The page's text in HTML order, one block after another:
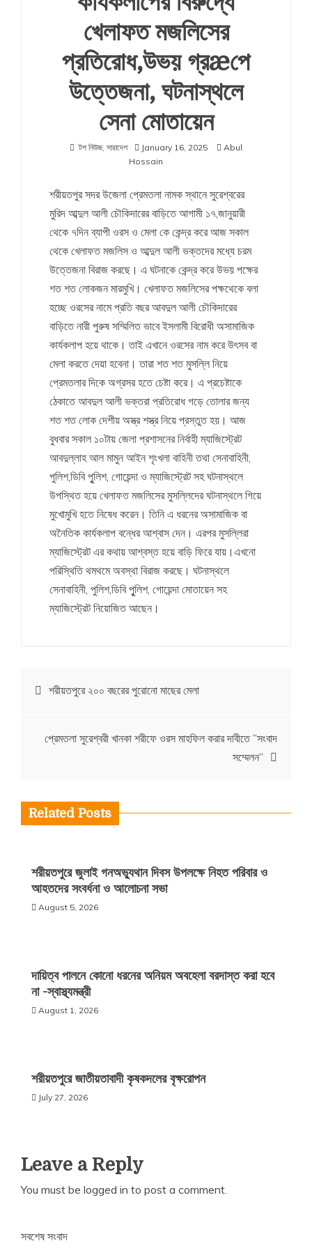
খেলাফত মজলিসের
প্রতিরোধ,উভয় গ্রæপে
উত্তেজনা, ঘটনাস্থলে
সেনা মোতায়েন
টপ নিউজ, সারাদেশ January 16, 2025
Abul
Hossain
শরীয়তপুর সদর উজেলা প্রেমতলা নামক স্থানে সুরেশ্বরের
মুরিদ আব্দুল আলী চৌকিদারের বাড়িতে আগামী ১৭,জানুয়ারী
থেকে ৭দিন ব্যাপী ওরস ও মেলা কে কেন্দ্র করে আজ সকাল
থেকে খেলাফত মজলিস ও আব্দুল আলী ভক্তদের মধ্যে চরম
উত্তেজনা বিরাজ করছে। এ ঘটনাকে কেন্দ্র করে উভয় পক্ষের
শত শত লোকজন মারমুখি। খেলাফত মজলিসের পক্ষথেকে বলা
হচ্ছে ওরসের নামে প্রতি বছর আবদুল আলী চৌকিদারের
বাড়িতে নারী পুরুষ সম্মিলিত ভাবে ইসলামী বিরোধী অসামাজিক
কার্যকলাপ হয়ে থাকে। তাই এখানে ওরসের নাম করে উৎসব বা
মেলা করতে দেয়া হবেনা। তারা শত শত মুসল্লি নিয়ে
প্রেমতলার দিকে অগ্রসর হতে চেষ্টা করে। এ প্রচেষ্টাকে
ঠেকাতে আবদুল আলী ভক্তরা প্রতিরোধ গড়ে তোলার জন্য
শত শত লোক দেশীয় অস্ত্র শস্ত্র নিয়ে প্রস্তুত হয়। আজ
বুধবার সকাল ১০টায় জেলা প্রশাসনের নির্বাহী ম্যাজিস্ট্রেট
আবদুল্লাহ আল মামুন আইন শৃংখলা বাহিনী তথা সেনাবাহিনী,
পুলিশ,ডিবি পুৃলিশ, গোয়েন্দা ও ম্যাজিস্ট্রেট সহ ঘটনাস্থলে
উপস্থিত হয়ে খেলাফত মজলিসের মুসল্লিদের ঘটনাস্থলে গিয়ে
মুখোমুখি হতে নিষেধ করেন। তিনি এ ধরনের অসামাজিক বা
অনৈতিক কার্যকলাপ বন্ধের আশ্বাস দেন। এরপর মুসল্লিরা
ম্যাজিস্ট্রেট এর কথায় আশ্বস্ত হয়ে বাড়ি ফিরে যায়।এখনো
পরিস্থিতি থমথমে অবস্থা বিরাজ করছে। ঘটনাস্থলে
সেনাবাহিনী, পুলিশ,ডিবি পুৃলিশ, গোয়েন্দা মোতায়েন সহ
ম্যাজিস্ট্রেট নিয়োজিত আছেন।
Postশরীয়তপুরে ২০০ বছরের পুরোনো মাছের মেলা
প্রেমতলা সুরেশ্বরী খানকা শরীফে ওরস মাহফিল করার দাবীতে ”সংবাদ
সম্মেলন”
Related Posts
শরীয়তপুরে জুলাই গনঅভ্যুথান দিবস উপলক্ষে নিহত পরিবার ও
আহতদের সংবর্ধনা ও আলোচনা সভা
August 5, 2026
দায়িত্ব পালনে কোনো ধরনের অনিয়ম অবহেলা বরদাস্ত করা হবে
না -স্বাস্থ্যমন্ত্রী
August 1, 2026
শরীয়তপুরে জাতীয়তাবাদী কৃষকদলের বৃক্ষরোপন
July 27, 2026
Leave a Reply
You must be logged in to post a comment.
সবশেষ সংবাদ